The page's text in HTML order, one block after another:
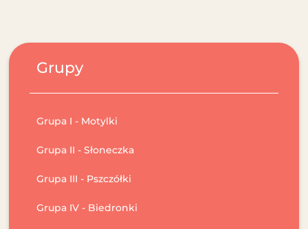
Grupy
Grupa I - Motylki
Grupa II - Słoneczka
Grupa III - Pszczółki
Grupa IV - Biedronki